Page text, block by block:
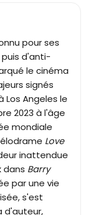
pour ses
d'anti-
le cinéma
signés
Los Angeles le
2023 à l'âge
mondiale
Love
inattendue
dans Barry
par une vie
s'est
d'auteur,